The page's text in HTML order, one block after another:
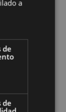
a
de
de